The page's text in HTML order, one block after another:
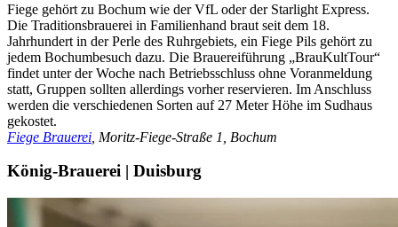
Fiege gehört zu Bochum wie der VfL oder der Starlight Express.
Die Traditionsbrauerei in Familienhand braut seit dem 18.
Jahrhundert in der Perle des Ruhrgebiets, ein Fiege Pils gehört zu
jedem Bochumbesuch dazu. Die Brauereiführung „BrauKultTour“
findet unter der Woche nach Betriebsschluss ohne Voranmeldung
statt, Gruppen sollten allerdings vorher reservieren. Im Anschluss
werden die verschiedenen Sorten auf 27 Meter Höhe im Sudhaus
gekostet.
Fiege Brauerei , Moritz-Fiege-Straße 1, Bochum
König-Brauerei | Duisburg